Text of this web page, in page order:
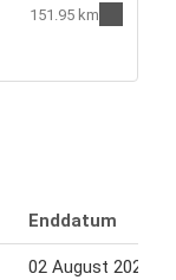
151.95 km
Enddatum
02 August 2026